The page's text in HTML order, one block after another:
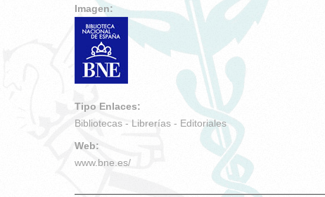
Imagen:
Tipo Enlaces:
Bibliotecas - Librerías - Editoriales
Web:
www.bne.es/